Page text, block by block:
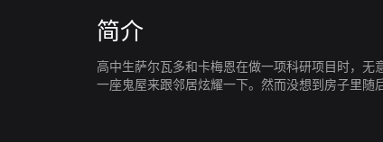
简介
高中生萨尔瓦多和卡梅恩在做一项科研项目时，
一座鬼屋来跟邻居炫耀一下。然而没想到房子里随